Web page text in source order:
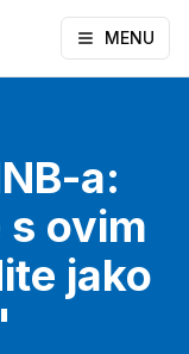
MENU
a:
ovim
jako